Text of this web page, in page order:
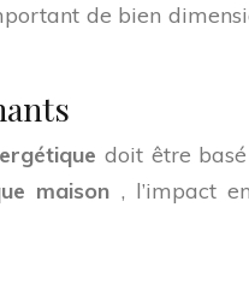
de bien
doit être
maison , l’impact